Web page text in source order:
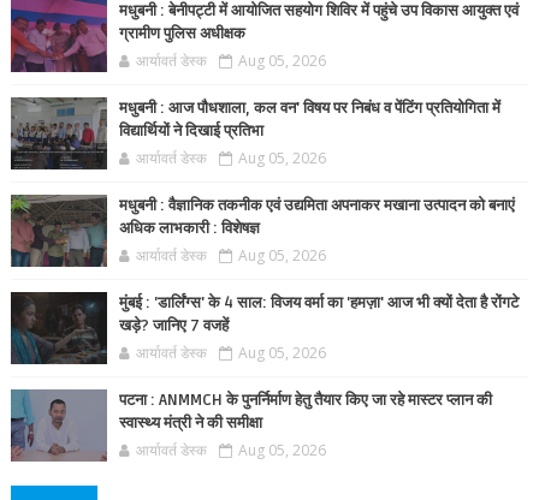
मधुबनी : बेनीपट्टी में आयोजित सहयोग शिविर में पहुंचे उप विकास आयुक्त एवं
ग्रामीण पुलिस अधीक्षक
आर्यावर्त डेस्क Aug 05, 2026
मधुबनी : आज पौधशाला, कल वन' विषय पर निबंध व पेंटिंग प्रतियोगिता में
विद्यार्थियों ने दिखाई प्रतिभा
आर्यावर्त डेस्क Aug 05, 2026
मधुबनी : वैज्ञानिक तकनीक एवं उद्यमिता अपनाकर मखाना उत्पादन को बनाएं
अधिक लाभकारी : विशेषज्ञ
आर्यावर्त डेस्क Aug 05, 2026
मुंबई : 'डार्लिंग्स' के 4 साल: विजय वर्मा का 'हमज़ा' आज भी क्यों देता है रोंगटे
खड़े? जानिए 7 वजहें
आर्यावर्त डेस्क Aug 05, 2026
पटना : ANMMCH के पुनर्निर्माण हेतु तैयार किए जा रहे मास्टर प्लान की
स्वास्थ्य मंत्री ने की समीक्षा
आर्यावर्त डेस्क Aug 05, 2026